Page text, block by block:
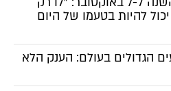
להיות בטעמו של היום
הגדולים בעולם: הענק הלא